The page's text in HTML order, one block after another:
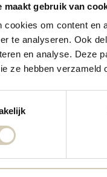
maakt gebruik van
cookies om content en
te analyseren. Ook
en analyse. Deze
ze hebben verzameld